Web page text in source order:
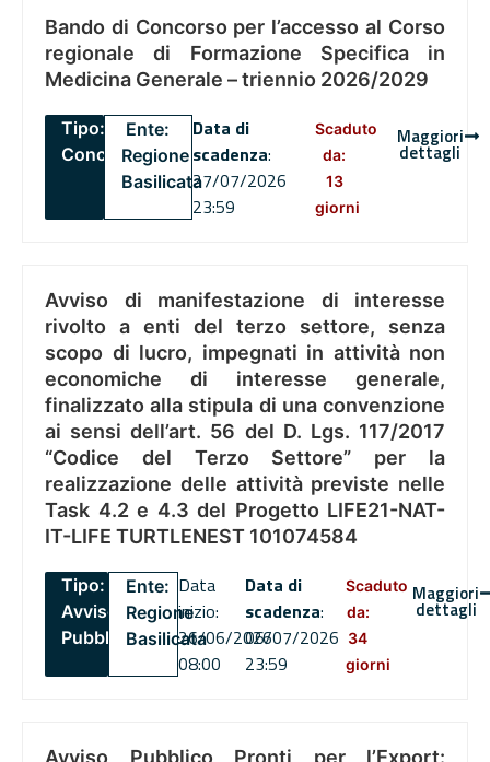
Bando di Concorso per l’accesso al Corso
regionale di Formazione Specifica in
Medicina Generale – triennio 2026/2029
Tipo:
Concorsi
Ente:
Regione
Basilicata
Data di
scadenza:
27/07/2026
23:59
Scaduto
da:
13
giorni
Maggiori
dettagli
Avviso di manifestazione di interesse
rivolto a enti del terzo settore, senza
scopo di lucro, impegnati in attività non
economiche di interesse generale,
finalizzato alla stipula di una convenzione
ai sensi dell’art. 56 del D. Lgs. 117/2017
“Codice del Terzo Settore” per la
realizzazione delle attività previste nelle
Task 4.2 e 4.3 del Progetto LIFE21-NAT-
IT-LIFE TURTLENEST 101074584
Tipo:
Avviso
Pubblico
Ente:
Regione
Basilicata
Data
inizio:
26/06/2026
08:00
Data di
scadenza:
06/07/2026
23:59
Scaduto
da:
34
giorni
Maggiori
dettagli
Avviso Pubblico Pronti per l’Export: